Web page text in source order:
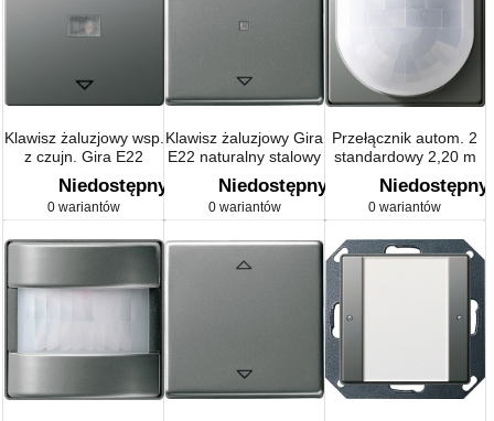
Klawisz żaluzjowy wsp.
z czujn. Gira E22
naturalny stalowy
Niedostępny
0 wariantów
Klawisz żaluzjowy Gira
E22 naturalny stalowy
Niedostępny
0 wariantów
Przełącznik autom. 2
standardowy 2,20 m
Gira E22 kolor nat.
stalowy
Niedostępny
0 wariantów